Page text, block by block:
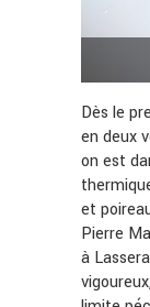
Dès le
en deux
on est
et
Pierre
à